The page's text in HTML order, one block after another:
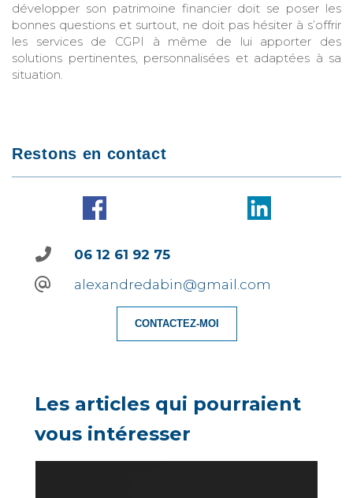
développer son patrimoine financier doit se poser les
bonnes questions et surtout, ne doit pas hésiter à s’offrir
les services de CGPI à même de lui apporter des
solutions pertinentes, personnalisées et adaptées à sa
situation.
Restons en contact
06 12 61 92 75
alexandredabin@gmail.com
CONTACTEZ-MOI
Les articles qui pourraient
vous intéresser